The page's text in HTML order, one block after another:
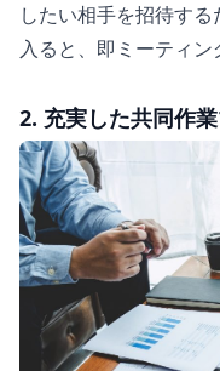
したい相手を招待す
入ると、即ミーティン
2. 充実した共同作